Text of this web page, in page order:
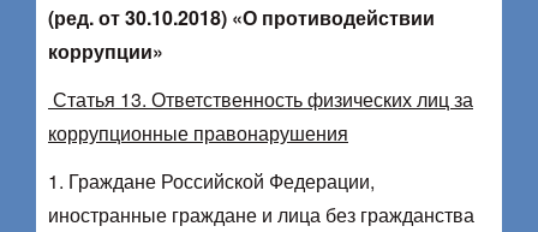
(ред. от 30.10.2018) «О противодействии
коррупции»
Статья 13. Ответственность физических лиц за
коррупционные правонарушения
1. Граждане Российской Федерации,
иностранные граждане и лица без гражданства